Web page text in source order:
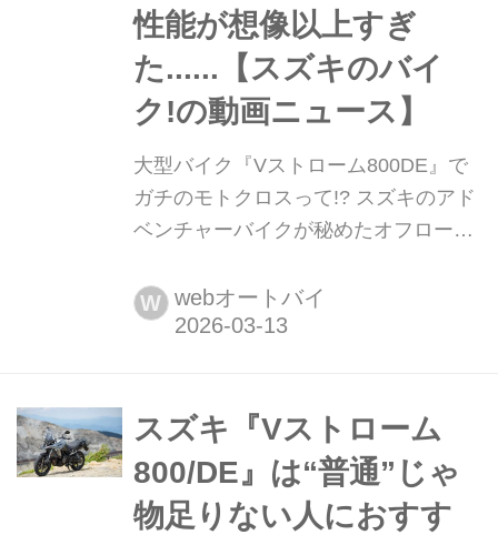
性能が想像以上すぎ
た......【スズキのバイ
ク!の動画ニュース】
大型バイク『Vストローム800DE』で
ガチのモトクロスって!? スズキのアド
ベンチャーバイクが秘めたオフロード
バイク!の動画ニュース】 スズキの海
外版YouTubeサイト「Suzuki Moto
ガチのモトクロス・レースに参戦して
いる驚きの映像が公開されているのを
ご存知ですか?
W webオートバイ
スズキ『Vストローム
800/DE』は“普通”じゃ
物足りない人におすす